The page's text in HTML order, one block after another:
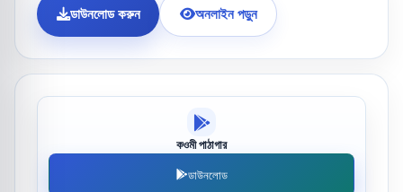
ডাউনলোড করুন অনলাইন পড়ুন
কওমী পাঠাগার
ডাউনলোড